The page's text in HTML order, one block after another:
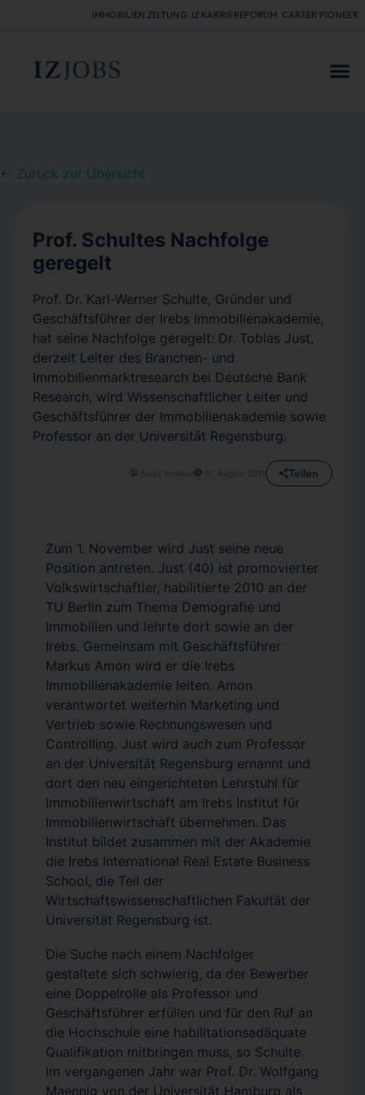
IMMOBILIEN ZEITUNG IZ KARRIEREFORUM CAREER PIONEER
← Zurück zur Übersicht
Prof. Schultes Nachfolge
geregelt
Prof. Dr. Karl-Werner Schulte, Gründer und
Geschäftsführer der Irebs Immobilienakademie,
hat seine Nachfolge geregelt: Dr. Tobias Just,
derzeit Leiter des Branchen- und
Immobilienmarktresearch bei Deutsche Bank
Research, wird Wissenschaftlicher Leiter und
Geschäftsführer der Immobilienakademie sowie
Professor an der Universität Regensburg.
Sonja Smalian 11. August 2011 Teilen
Zum 1. November wird Just seine neue
Position antreten. Just (40) ist promovierter
Volkswirtschaftler, habilitierte 2010 an der
TU Berlin zum Thema Demografie und
Immobilien und lehrte dort sowie an der
Irebs. Gemeinsam mit Geschäftsführer
Markus Amon wird er die Irebs
Immobilienakademie leiten. Amon
verantwortet weiterhin Marketing und
Vertrieb sowie Rechnungswesen und
Controlling. Just wird auch zum Professor
an der Universität Regensburg ernannt und
dort den neu eingerichteten Lehrstuhl für
Immobilienwirtschaft am Irebs Institut für
Immobilienwirtschaft übernehmen. Das
Institut bildet zusammen mit der Akademie
die Irebs International Real Estate Business
School, die Teil der
Wirtschaftswissenschaftlichen Fakultät der
Universität Regensburg ist.
Die Suche nach einem Nachfolger
gestaltete sich schwierig, da der Bewerber
eine Doppelrolle als Professor und
Geschäftsführer erfüllen und für den Ruf an
die Hochschule eine habilitationsadäquate
Qualifikation mitbringen muss, so Schulte.
Im vergangenen Jahr war Prof. Dr. Wolfgang
Maennig von der Universität Hamburg als